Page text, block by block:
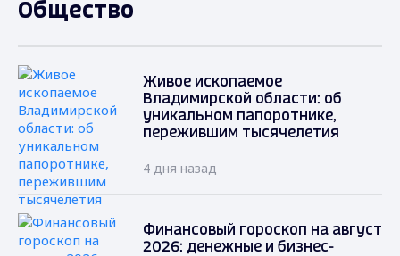
Общество
Живое ископаемое
Владимирской области: об
уникальном папоротнике,
пережившим тысячелетия
4 дня назад
Финансовый гороскоп на август
2026: денежные и бизнес-